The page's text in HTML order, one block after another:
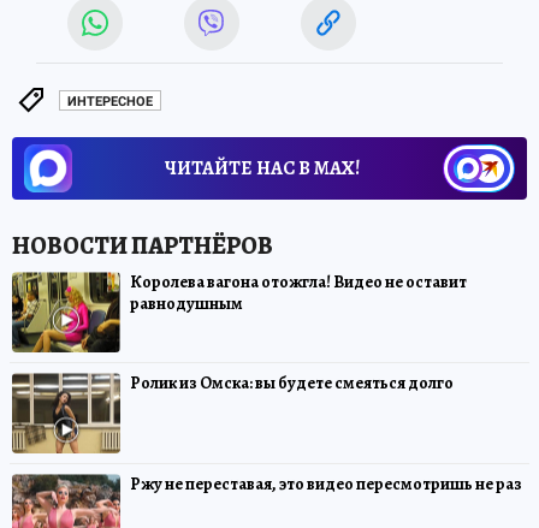
ИНТЕРЕСНОЕ
ЧИТАЙТЕ НАС В МАХ!
Королева вагона отожгла! Видео не оставит
равнодушным
Ролик из Омска: вы будете смеяться долго
Ржу не переставая, это видео пересмотришь не раз